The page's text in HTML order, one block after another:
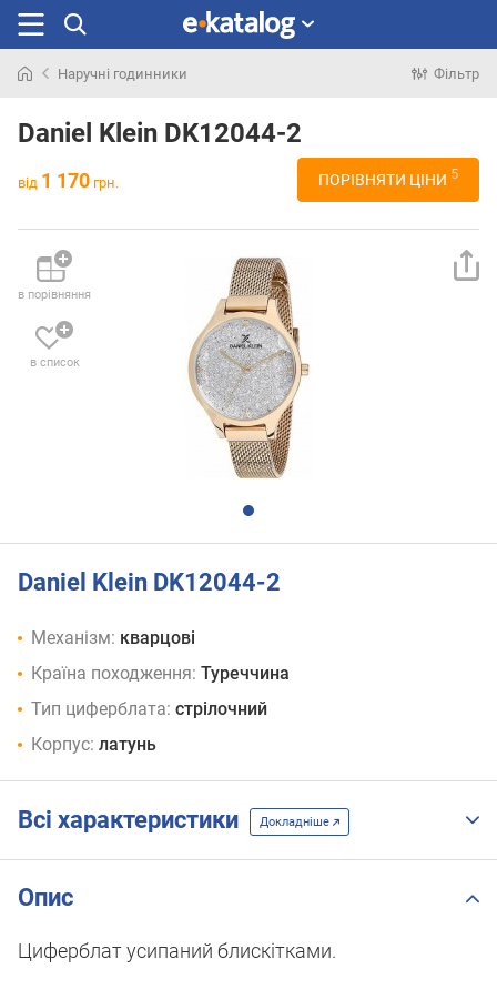
раніше
Наручні годинники Фільтр
Daniel Klein DK12044-2
від 1 170 грн. ПОРІВНЯТИ ЦІНИ 5
в порівняння
в список
Daniel Klein DK12044-2
Механізм: кварцові
Країна походження: Туреччина
Тип циферблата: стрілочний
Корпус: латунь
Всі характеристики Докладніше
Опис
Циферблат усипаний блискітками.